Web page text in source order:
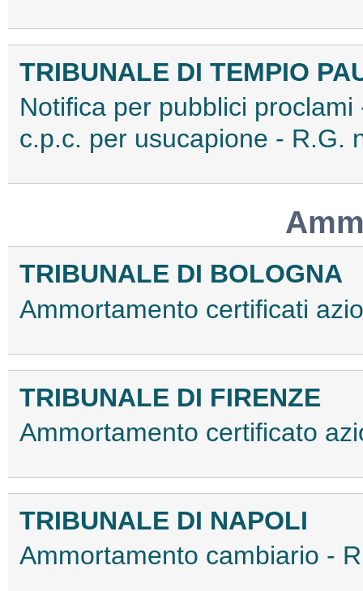
TRIBUNALE DI TEMPIO
Notifica per pubblici
c.p.c. per usucapione - R.G.
TRIBUNALE DI BOLOGNA
Ammortamento certificati
TRIBUNALE DI FIRENZE
Ammortamento certificato
TRIBUNALE DI NAPOLI
Ammortamento cambiario -